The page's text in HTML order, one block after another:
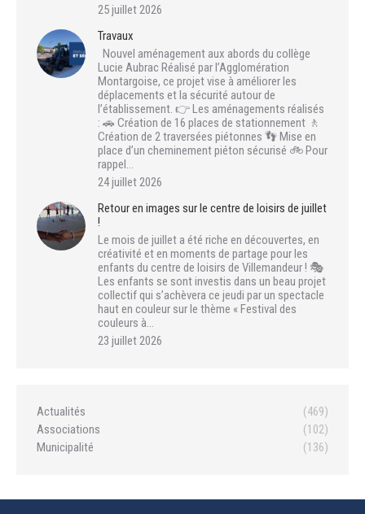
25 juillet 2026
Travaux
Nouvel aménagement aux abords du collège
Lucie Aubrac Réalisé par l’Agglomération
Montargoise, ce projet vise à améliorer les
déplacements et la sécurité autour de
l’établissement. 👉 Les aménagements réalisés
: 🚗 Création de 16 places de stationnement 🚶
Création de 2 traversées piétonnes 👣 Mise en
place d’un cheminement piéton sécurisé 🚲 Pour
rappel…
24 juillet 2026
Retour en images sur le centre de loisirs de juillet
!
Le mois de juillet a été riche en découvertes, en
créativité et en moments de partage pour les
enfants du centre de loisirs de Villemandeur ! 🎭
Les enfants se sont investis dans un beau projet
collectif qui s’achèvera ce jeudi par un spectacle
haut en couleur sur le thème « Festival des
couleurs à…
23 juillet 2026
Actualités
(469)
Associations
(102)
Municipalité
(136)